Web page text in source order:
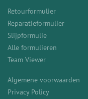
Retourformulier
Reparatieformulier
Slijpformulie
Alle formulieren
Team Viewer
Algemene voorwaarden
Privacy Policy